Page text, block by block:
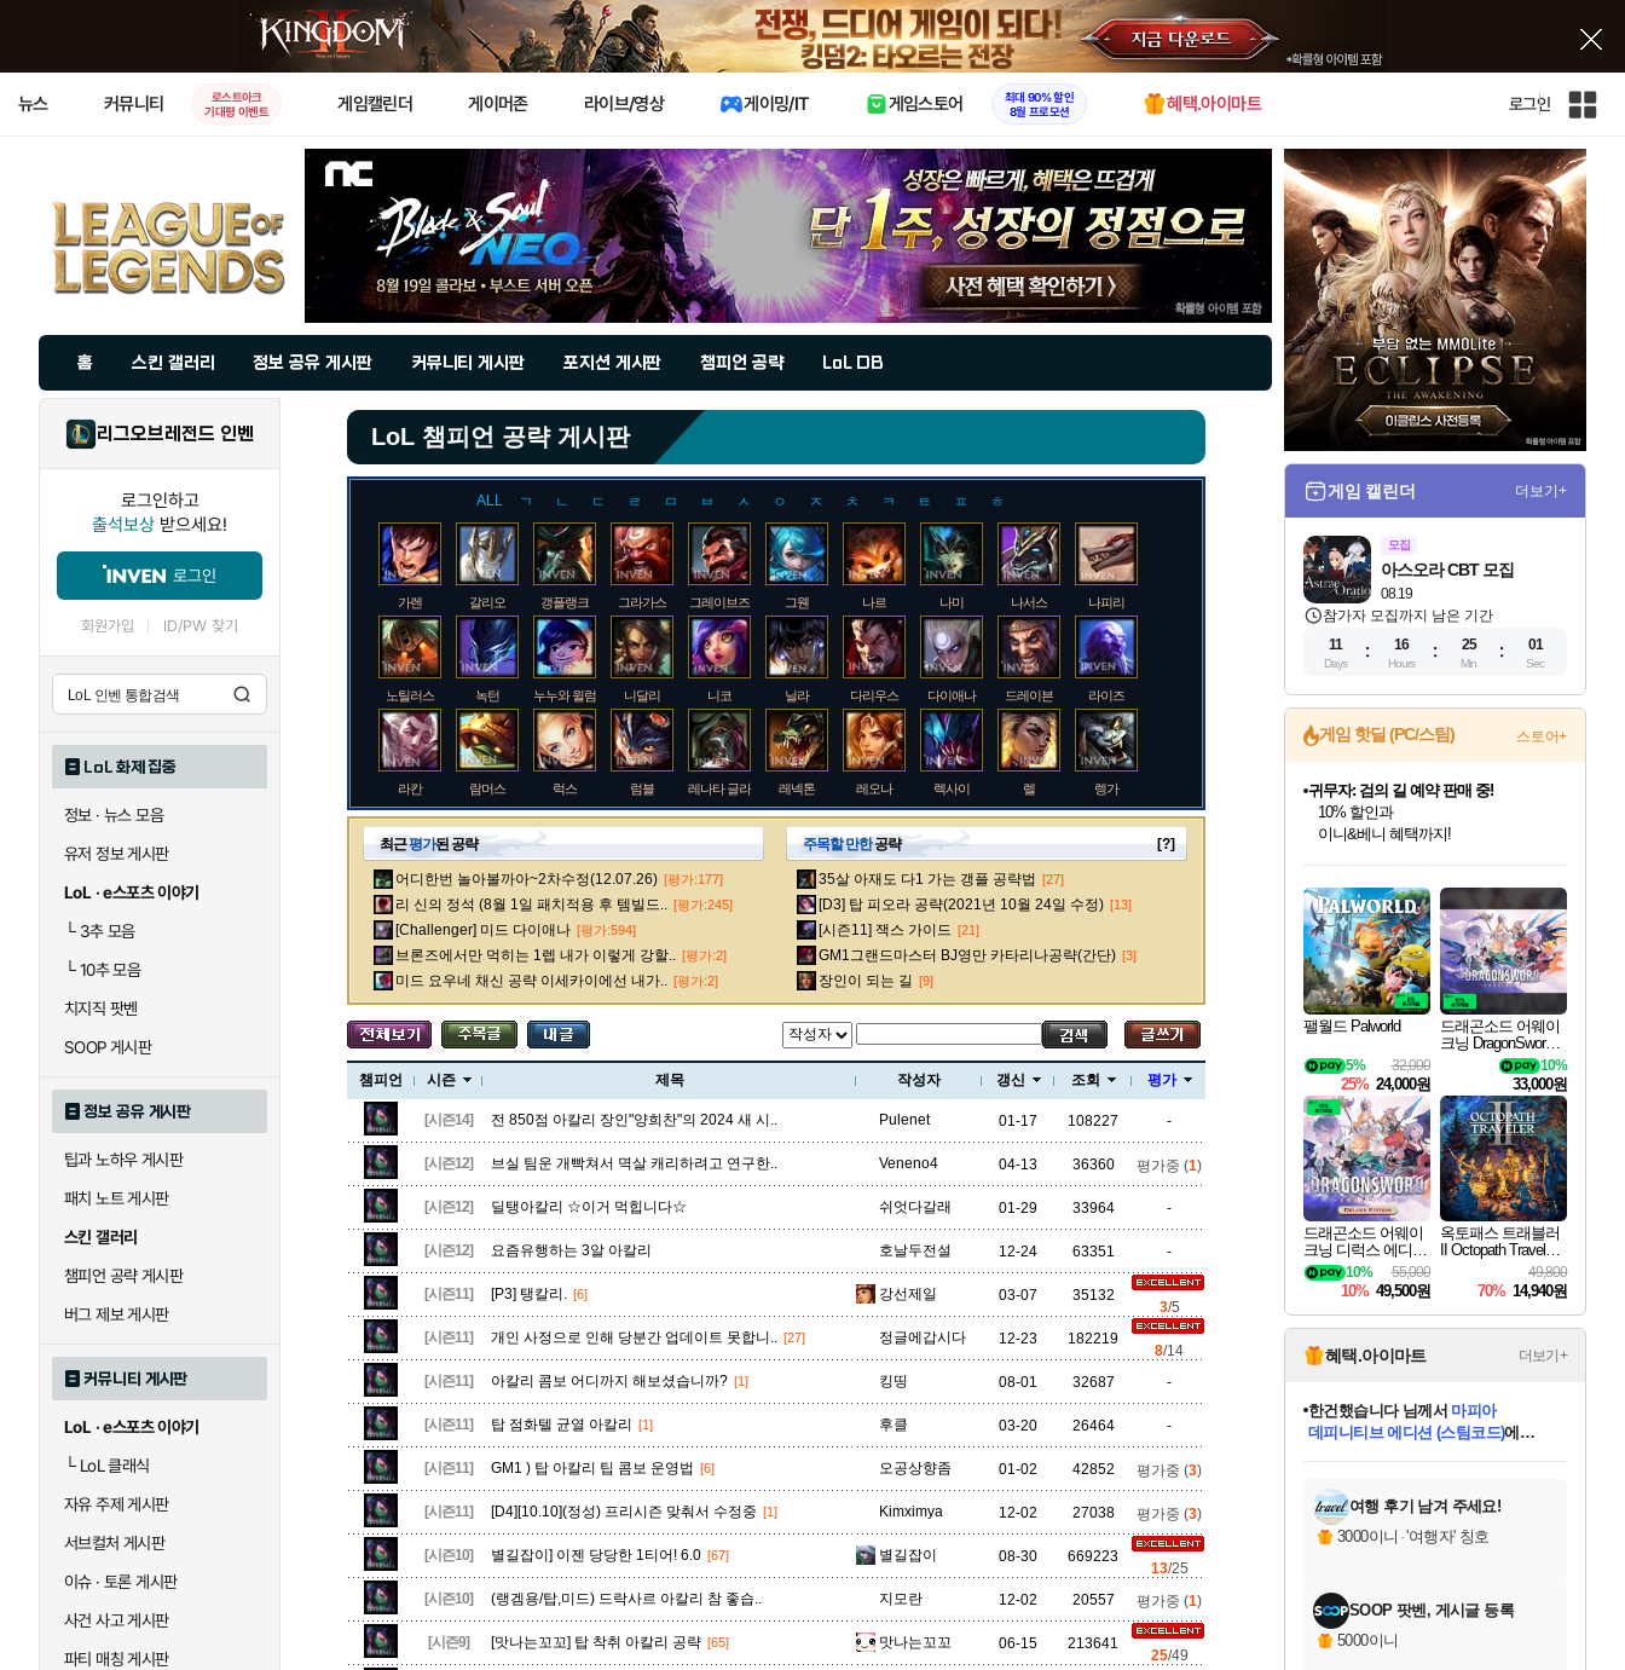
X
뉴스 커뮤니티
로스트아크
기대평 이벤트
게임캘린더 게이머존 라이브/영상 게이밍/IT 게임스토어
최대 90% 할인
8월 프로모션
혜택.아이마트 로그인
인
전
체
사
이
트
맵
홈 스킨 갤러리 정보 공유 게시판 커뮤니티 게시판 포지션 게시판 챔피언 공략 LoL DB
리그오브레전드 인벤
로그인하고
출석보상 받으세요!
로그인
회원가입 ID/PW 찾기
LoL 화제 집중
정보 · 뉴스 모음
유저 정보 게시판
LoL · e스포츠 이야기
└3추 모음
└10추 모음
치지직 팟벤
SOOP 게시판
정보 공유 게시판
팁과 노하우 게시판
패치 노트 게시판
스킨 갤러리
챔피언 공략 게시판
버그 제보 게시판
커뮤니티 게시판
LoL · e스포츠 이야기
└LoL 클래식
자유 주제 게시판
서브컬처 게시판
이슈 · 토론 게시판
사건 사고 게시판
파티 매칭 게시판
LoL 챔피언 공략 게시판
ALL ㄱ ㄴ ㄷ ㄹ ㅁ ㅂ ㅅ ㅇ ㅈ ㅊ ㅋ ㅌ ㅍ ㅎ
가렌 갈리오 갱플랭크 그라가스 그레이브즈 그웬 나르 나미 나서스 나피리
노틸러스 녹턴 누누와 윌럼프 니달리 니코 닐라 다리우스 다이애나 드레이븐 라이즈
라칸 람머스 럭스 럼블 레나타 글라스크 레넥톤 레오나 렉사이 렐 렝가
로크 루시안 룰루 르블랑 리 신 리븐 리산드라 릴리아 마스터 이
말자하 말파이트 멜 모데카이저 모르가나 문도 박사 미스 포츈
바이 베이가 베인 벡스 벨베스 벨코즈 볼리베어 브라움 브라이어 브랜드
블라디미르 블리츠크랭크 비에고 빅토르 뽀삐 사이온 사일러스 샤코 세나
세라핀 세주아니 세트 소나 쉬바나 스몰더 스웨인 스카너
시비르 신 짜오 신드라 신지드 쓰레쉬 아리 아무무 아우렐리온 솔 아이번 아지르
아칼리
에코 엘리스 오공 오로라 오른 오리아나 올라프 요네 요릭 우디르
우르곳 워윅 유나라 유미 이렐리아 이블린 이즈리얼 일라오이 자르반 4세 자야
최근평가된 공략
어디한번 놀아볼까아~2차수정(12.07.26) [평가:177]
리 신의 정석 (8월 1일 패치적용 후 템빌드.. [평가:245]
[Challenger] 미드 다이애나 [평가:594]
브론즈에서만 먹히는 1렙 내가 이렇게 강할.. [평가:2]
미드 요우네 채신 공략 이세카이에선 내가.. [평가:2]
주목할 만한공략 [?]
35살 아재도 다1 가는 갱플 공략법 [27]
[D3] 탑 피오라 공략(2021년 10월 24일 수정) [13]
[시즌11] 잭스 가이드 [21]
GM1그랜드마스터 BJ영만 카타리나공략(간단) [3]
장인이 되는 길 [9]
챔피언 시즌 제목 작성자 갱신 조회 평가
[시즌14] 전 850점 아칼리 장인"양희찬"의 2024 새 시.. Pulenet 01-17 108227 -
[시즌12] 브실 팀운 개빡쳐서 멱살 캐리하려고 연구한.. Veneno4 04-13 36360 평가중 (1)
[시즌12] 딜탱아칼리 ☆이거 먹힙니다☆ 쉬엇다갈래 01-29 33964 -
[시즌12] 요즘유행하는 3알 아칼리 호날두전설 12-24 63351 -
[시즌11] [P3] 탱칼리. [6] 강선제일 03-07 35132
3/5
[시즌11]
개인 사정으로 인해 당분간 업데이트 못합니.. [27] 정글에갑시다 12-23 182219
8/14
[시즌11]
아칼리 콤보 어디까지 해보셨습니까? [1] 킹띵 08-01 32687 -
[시즌11] 탑 점화텔 균열 아칼리 [1] 후클 03-20 26464 -
[시즌11] GM1 ) 탑 아칼리 팁 콤보 운영법 [6] 오공상향좀 01-02 42852 평가중 (3)
[시즌11] [D4][10.10](정성) 프리시즌 맞춰서 수정중 [1] Kimximya 12-02 27038 평가중 (3)
[시즌10] 별길잡이] 이젠 당당한 1티어! 6.0 [67] 별길잡이 08-30 669223
13/25
[시즌10]
(랭겜용/탑,미드) 드락사르 아칼리 참 좋습.. 지모란 12-02 20557 평가중 (1)
[시즌9] [맛나는꼬꼬] 탑 착취 아칼리 공략 [65] 맛나는꼬꼬 06-15 213641
25/49
게임 캘린더 더보기+
모집
08.19
아스오라 CBT 모집
참가자 모집까지 남은 기간
11
Days
16
Hours
25
Min
00
Sec
게임 핫딜 (PC/스팀) 스토어+
최대 90% 할인가를 만나보세요!
네이버혜택과 함께 만나보세요!
50%할인&추가 적립까지!
네이버 포인트 혜택까지!
귀무자: 검의 길 예약 판매 중!
10% 할인과
이니&베니 혜택까지!
비스트 오브 리인카네이션 정식 출시!
네이버 혜택가와 함께 예약하세요!
할인&네이버혜택으로 만나보세요!
네이버페이 혜택과 만나보세요!
40주년 프로모션으로 만나보세요!
할인가에 만나보세요!
일부 에디션 상시 할인!
혜택으로 예약 판매 중
편안하게 충전하세요
팰월드 Palworld
32,000
5%
25% 24,000원
드래곤소드 어웨이
크닝 DragonSword A
10%
33,000원
드래곤소드 어웨이
크닝 디럭스 에디션
DragonSword Awake
ning Deluxe Edition
55,000
10%
10% 49,500원
옥토패스 트래블러
II Octopath Traveler I
49,800
70% 14,940원
혜택.아이마트 더보기+
교환.
당첨되셨습니다.
당첨되셨습니다.
한건했습니다님께서 마피아
데피니티브 에디션 (스팀코드)에
당첨되셨습니다.
당첨되셨습니다.
당첨되셨습니다.
당첨되셨습니다.
에디션 (스팀코드) 를 교환.
당첨되셨습니다.
여행 후기 남겨 주세요!
3000이니 ·'여행자' 칭호
SOOP 팟벤, 게시글 등록
5000이니